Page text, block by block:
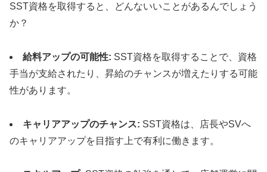
SST資格を取得すると、どんないいことがあるんでしょう
か？
給料アップの可能性: SST資格を取得することで、資格
手当が支給されたり、昇給のチャンスが増えたりする可能
性があります。
キャリアアップのチャンス: SST資格は、店長やSVへ
のキャリアアップを目指す上で有利に働きます。